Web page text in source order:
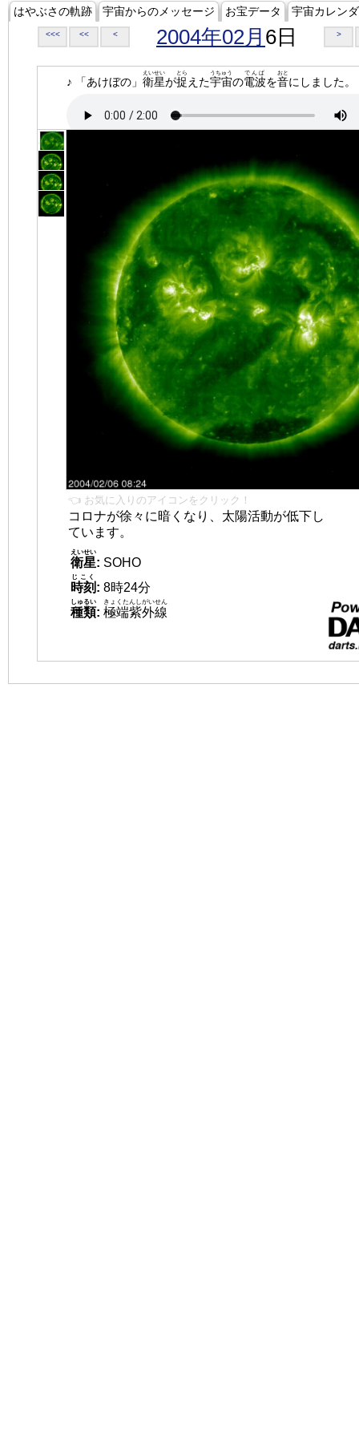
はやぶさの軌跡 宇宙からのメッセージ お宝データ 宇宙カレン
<<< << < 2004年02月 6日 >
♪ 「あけぼの」 衛星
えいせい
が捉
とら
えた宇宙
うちゅう
の電波
でんぱ
を音
おと
にしました。
👈 お気に入りのアイコンをクリック！
コロナが徐々に暗くなり、太陽活動が低下し
ています。
衛星
えいせい
: SOHO
時刻
じこく
: 8時24分
種類
しゅるい
: 極端紫外線
きょくたんしがいせん